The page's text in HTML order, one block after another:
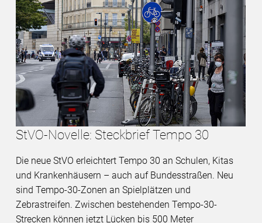
StVO-Novelle: Steckbrief Tempo 30
Die neue StVO erleichtert Tempo 30 an Schulen, Kitas
und Krankenhäusern – auch auf Bundesstraßen. Neu
sind Tempo-30-Zonen an Spielplätzen und
Zebrastreifen. Zwischen bestehenden Tempo-30-
Strecken können jetzt Lücken bis 500 Meter